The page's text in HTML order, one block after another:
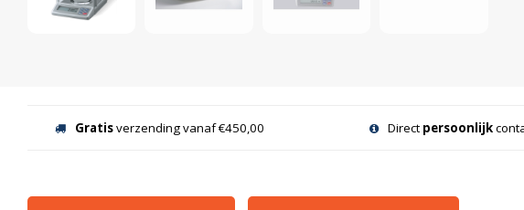
Gratisverzending vanaf €450,00 Direct persoonlijk